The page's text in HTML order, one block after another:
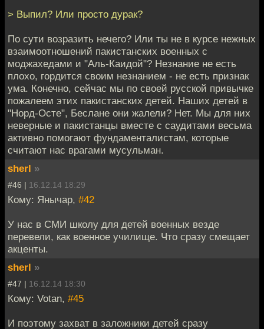
> Выпил? Или просто дурак?
По сути возразить нечего? Или ты не в курсе нежных
взаимоотношений пакистанских военных с
моджахедами и "Аль-Каидой"? Незнание не есть
плохо, гордится своим незнанием - не есть признак
ума. Конечно, сейчас мы по своей русской привычке
пожалеем этих пакистанских детей. Наших детей в
"Норд-Осте", Беслане они жалели? Нет. Мы для них
неверные и пакистанцы вместе с саудитами весьма
активно помогают фундаменталистам, которые
считают нас врагами мусульман.
sherl »
#46 | 16.12.14 18:29
Кому: Янычар, #42
У нас в СМИ школу для детей военных везде
перевели, как военное училище. Что сразу смещает
акценты.
sherl »
#47 | 16.12.14 18:30
Кому: Votan, #45
И поэтому захват в заложники детей сразу